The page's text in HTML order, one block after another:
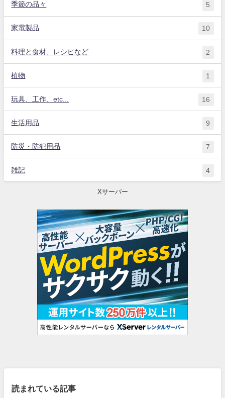
季節の品々 5
家電製品 10
料理と食材、レシピなど 2
植物 1
玩具、工作、etc... 16
生活用品 9
防災・防犯用品 7
雑記 4
Xサーバー
読まれている記事